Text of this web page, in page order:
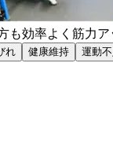
も効率よく筋力
れ 健康維持 運動